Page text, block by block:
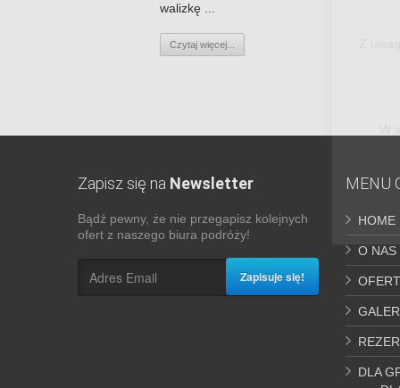
walizkę ...
Czytaj więcej...
Zapisz się na Newsletter
Bądź pewny, że nie przegapisz kolejnych
ofert z naszego biura podróży!
Zapisuje się!
MENU
HOME
O NAS
DLA